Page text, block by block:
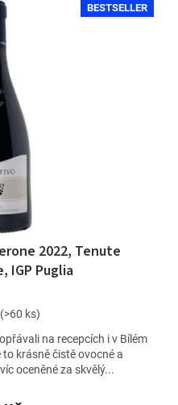
BESTSELLER
2022, Tenute
IGP Puglia
(>60 ks)
na recepcích i v Bílém
krásně čistě ovocné a
oceněné za skvělý...